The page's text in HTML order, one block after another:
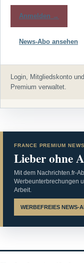
Anmelden →
News-Abo ansehen
Login, Mitgliedskonto
Premium verwaltet.
FRANCE PREMIUM NEWS
Lieber ohne
Mit dem Nachrichten.fr-
Werbeunterbrechungen
Arbeit.
WERBEFREIES NEWS-